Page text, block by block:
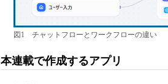
図1 チャットフローとワークフローの違い
本連載で作成するアプリ